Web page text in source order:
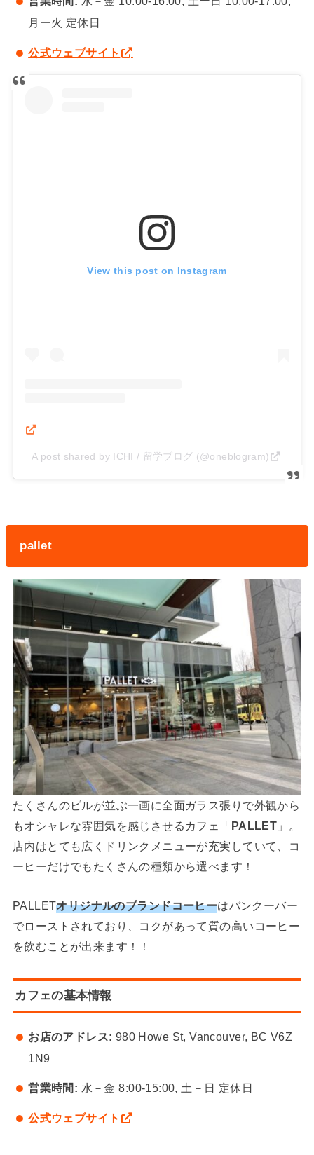
月ー火 定休日
公式ウェブサイト
View this post on Instagram
A post shared by ICHI / 留学ブログ (@oneblogram)
pallet
たくさんのビルが並ぶ一画に全面ガラス張りで外観から
もオシャレな雰囲気を感じさせるカフェ「 PALLET 」。
店内はとても広くドリンクメニューが充実していて、コ
ーヒーだけでもたくさんの種類から選べます！
PALLETオリジナルのブランドコーヒーはバンクーバー
でローストされており、コクがあって質の高いコーヒー
を飲むことが出来ます！！
カフェの基本情報
お店のアドレス: 980 Howe St, Vancouver, BC V6Z
1N9
営業時間: 水－金 8:00-15:00, 土－日 定休日
公式ウェブサイト